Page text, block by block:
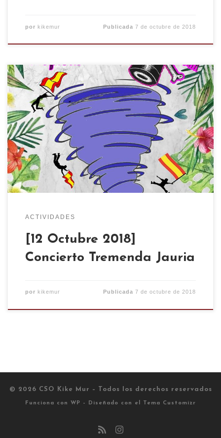
por kikemur Publicada7 de octubre de 2018
El próximo viernes 12 de octubre, a partir de las
22:00 el CSO Kike Mur te invita a venir a perrear
contra la hispanidad con Tremenda Jauría. Te
recordamos que antes de este concierto habrá
una jornada contra los pilares del sistema en el
Solar de la Calle San Agustín […]
ACTIVIDADES
[12 Octubre 2018]
Concierto Tremenda Jauria
por kikemur Publicada7 de octubre de 2018
© 2026 CSO Kike Mur – Todos los derechos reservados
Funciona con WP – Diseñado con el Tema Customizr